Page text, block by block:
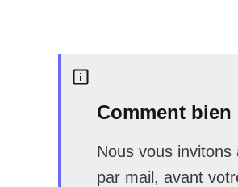
Comment
Nous vous invitons
par mail, avant